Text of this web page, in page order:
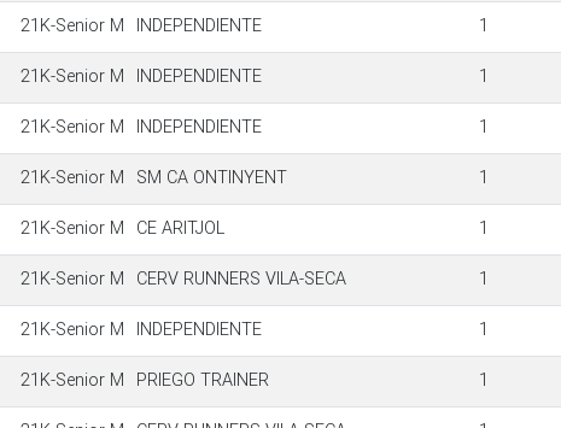
21K-Senior M INDEPENDIENTE 1
21K-Senior M INDEPENDIENTE 1
21K-Senior M INDEPENDIENTE 1
21K-Senior M SM CA ONTINYENT 1
21K-Senior M CE ARITJOL 1
21K-Senior M CERV RUNNERS VILA-SECA 1
21K-Senior M INDEPENDIENTE 1
21K-Senior M PRIEGO TRAINER 1